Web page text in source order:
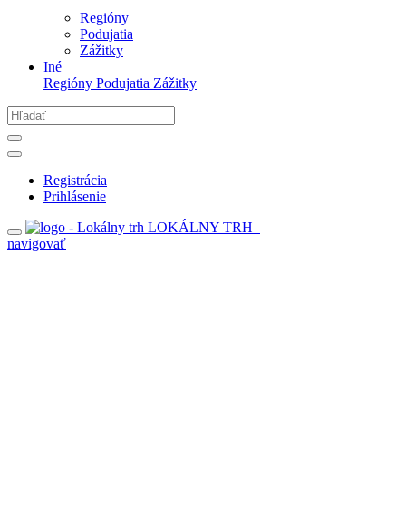
Regióny
Podujatia
Zážitky
Iné
Regióny Podujatia Zážitky
Registrácia
Prihlásenie
LOKÁLNY TRH
navigovať